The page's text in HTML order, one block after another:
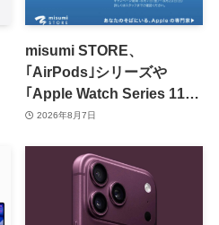
misumi STORE、
｢AirPods｣シリーズや
｢Apple Watch Series 11｣
のセールを開催中
2026年8月7日